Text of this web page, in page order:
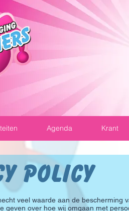
Agenda Krant
Policy
veel waarde aan de bescherming
geven over hoe wij omgaan met